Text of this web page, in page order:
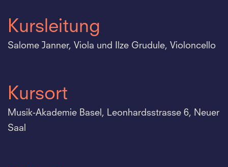
Kursleitung
Salome Janner, Viola und Ilze Grudule, Violoncello
Kursort
Musik-Akademie Basel, Leonhardsstrasse 6, Neuer
Saal